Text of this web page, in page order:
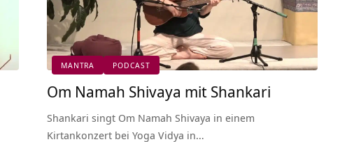
MANTRA PODCAST
Om Namah Shivaya mit Shankari
Shankari singt Om Namah Shivaya in einem
Kirtankonzert bei Yoga Vidya in…